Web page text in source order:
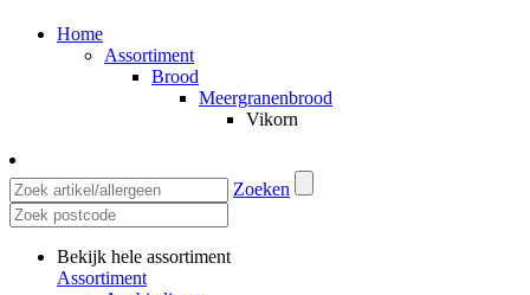
Home
Assortiment
Brood
Meergranenbrood
Vikorn
Zoeken
Bekijk hele assortiment
Assortiment